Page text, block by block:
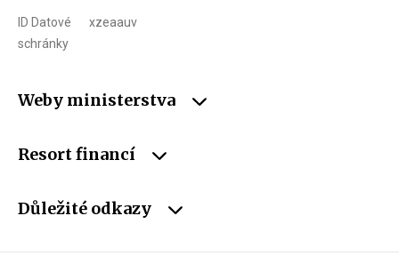
ID Datové
schránky
xzeaauv
Weby ministerstva
Resort financí
Důležité odkazy